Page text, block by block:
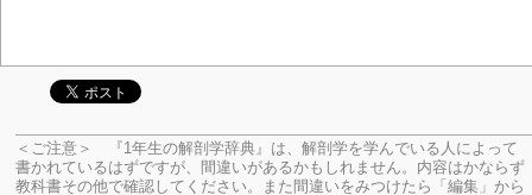
＜ご注意＞ 『1年生の解剖学辞典』は、解剖学を学んでいる人によって
書かれているはずですが、間違いがあるかもしれません。内容はかならず
教科書その他で確認してください。
また間違いをみつけたら「編集」から